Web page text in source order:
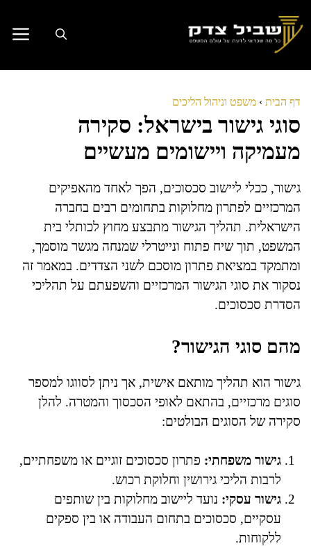
לתוכן
דף הבית › משפט וניהול הליכים
סוגי גישור בישראל: סקירה
מעמיקה ויישומים מעשיים
גישור, ככלי ליישוב סכסוכים, הפך לאחד מהאפיקים
המרכזיים לפתרון מחלוקות בתחומים רבים בחברה
הישראלית. תהליך הגישור מתבצע מחוץ לכותלי בית
המשפט, תוך שיח פתוח ונייטרלי שמנחה מגשר מוסמך,
ומתמקד במציאת פתרון מוסכם לשני הצדדים. במאמר זה
נסקור את סוגי הגישור המרכזיים והשפעתם על תהליכי
הסדרת סכסוכים.
מהם סוגי הגישור?
גישור הוא תהליך מותאם אישית, אך ניתן לסווגו למספר
סוגים מרכזיים, בהתאם לאופי הסכסוך והמטרה. להלן
סקירה של הסוגים הבולטים:
גישור משפחתי: פתרון סכסוכים זוגיים או משפחתיים,
לרבות הליכי גירושין וחלוקת רכוש.
גישור עסקי: נועד ליישוב מחלוקות בין שותפים
עסקיים, סכסוכים בתחום העבודה או בין ספקים
ללקוחות.